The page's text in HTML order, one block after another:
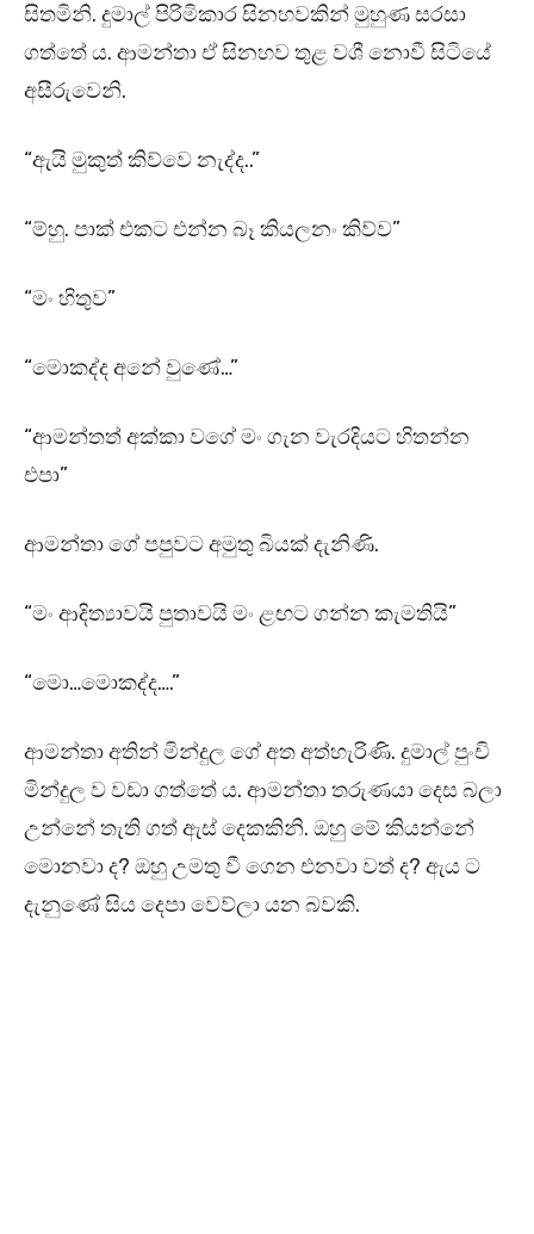
සිතමිනි. දුමාල් පිරිමිකාර සිනහවකින් මුහුණ සරසා
ගත්තේ ය. ආමන්තා ඒ සිනහව තුළ වශී නොවී සිටියේ
අසීරුවෙනි.
“ඇයි මුකුත් කිව්වෙ නැද්ද..”
“ම්හු. පාක් එකට එන්න බෑ කියලනං කිව්ව”
“මං හිතුව”
“මොකද්ද අනේ වුණේ…”
“ආමන්තත් අක්කා වගේ මං ගැන වැරදියට හිතන්න
එපා”
ආමන්තා ගේ පපුවට අමුතු බියක් දැනිණි.
“මං ආදිත්‍යාවයි පුතාවයි මං ළඟට ගන්න කැමතියි”
“මො…මොකද්ද….”
ආමන්තා අතින් මින්දුල ගේ අත අත්හැරිණි. දුමාල් පුංචි
මින්දුල ව වඩා ගත්තේ ය. ආමන්තා තරුණයා දෙස බලා
උන්නේ තැති ගත් ඇස් දෙකකිනි. ඔහු මේ කියන්නේ
මොනවා ද? ඔහු උමතු වී ගෙන එනවා වත් ද? ඇය ට
දැනුණේ සිය දෙපා වෙව්ලා යන බවකි.